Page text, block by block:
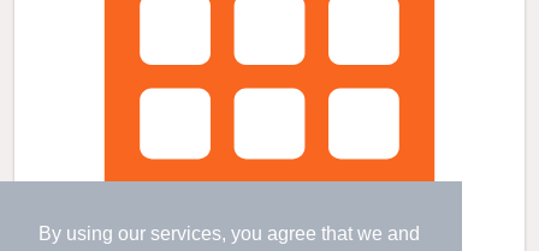
By using our services, you agree that we and